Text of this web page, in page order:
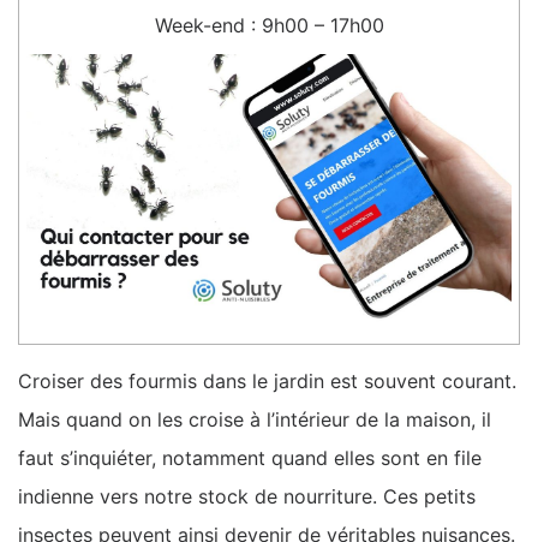
Week-end : 9h00 – 17h00
Croiser des fourmis dans le jardin est souvent courant.
Mais quand on les croise à l’intérieur de la maison, il
faut s’inquiéter, notamment quand elles sont en file
indienne vers notre stock de nourriture. Ces petits
insectes peuvent ainsi devenir de véritables nuisances.